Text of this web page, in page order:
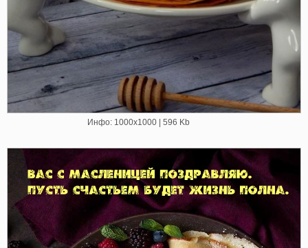
Инфо: 1000х1000 | 596 Kb